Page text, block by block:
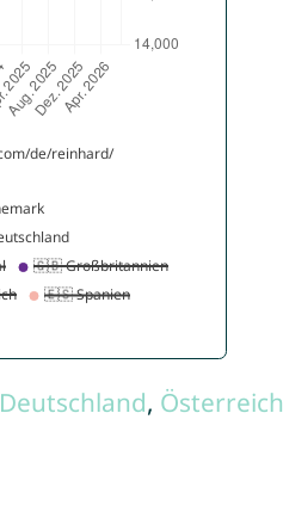
Deutschland, Österreich